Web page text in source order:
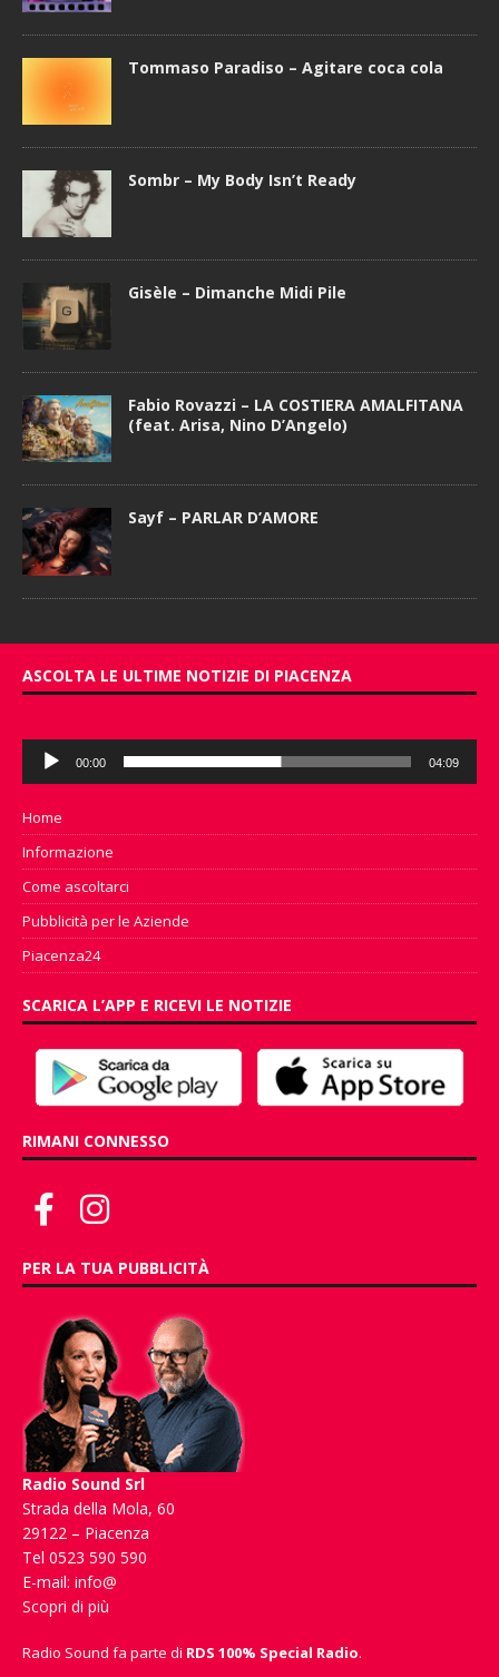
Tommaso Paradiso – Agitare coca cola
Sombr – My Body Isn’t Ready
Gisèle – Dimanche Midi Pile
Fabio Rovazzi – LA COSTIERA AMALFITANA
(feat. Arisa, Nino D’Angelo)
Sayf – PARLAR D’AMORE
ASCOLTA LE ULTIME NOTIZIE DI PIACENZA
Audio
Player
00:00 04:09
Home
Informazione
Come ascoltarci
Pubblicità per le Aziende
Piacenza24
SCARICA L’APP E RICEVI LE NOTIZIE
RIMANI CONNESSO
PER LA TUA PUBBLICITÀ
Radio Sound Srl
Strada della Mola, 60
29122 – Piacenza
Tel 0523 590 590
E-mail: info@
Scopri di più
Radio Sound fa parte di RDS 100% Special Radio.